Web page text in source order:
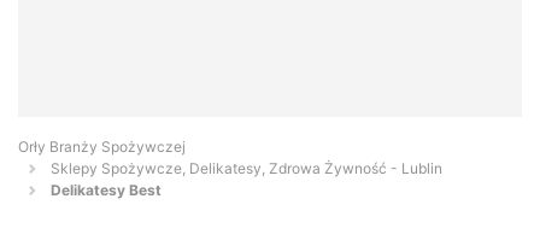
Orły Branży Spożywczej
Sklepy Spożywcze, Delikatesy, Zdrowa Żywność - Lublin
Delikatesy Best